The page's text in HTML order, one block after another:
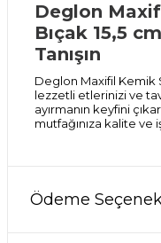
Deglon
Bıçak 15,5
Tanışın
Deglon Maxifil Kemik
lezzetli etlerinizi ve
ayırmanın keyfini
mutfağınıza kalite ve
Ödeme